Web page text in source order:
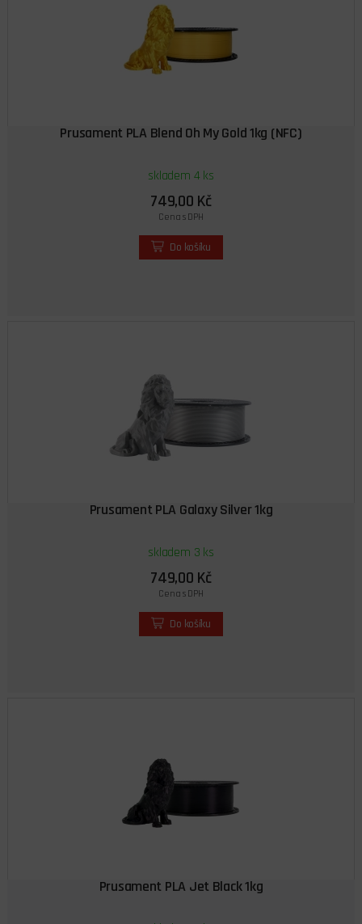
Prusament PLA Blend Oh My Gold 1kg (NFC)
skladem 4 ks
749,00 Kč
Cena s DPH
Do košíku
Prusament PLA Galaxy Silver 1kg
skladem 3 ks
749,00 Kč
Cena s DPH
Do košíku
Prusament PLA Jet Black 1kg